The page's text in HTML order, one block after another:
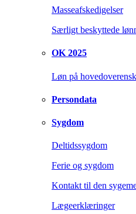
Masseafskedigelser
Særligt beskyttede
OK 2025
Løn på
Persondata
Sygdom
Deltidssygdom
Ferie og sygdom
Kontakt til den
Lægeerklæringer